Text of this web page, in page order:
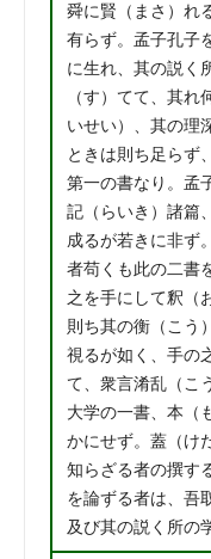
舜に賢（まさ）れ
有らず。孟子孔子
に生れ、其の説く
（す）てて、其
いせい）、其の理
ときは則ち足らず
第一の書なり。孟
記（らいき）諸篇
成るが若きに非ず
者苟くも此の二書
之を手にして釈（
則ち其の衡（こう
視るが如く、手の
て、衆言淆乱（こ
大学の一書、本（
かにせず。蓋（け
知らざる者の撰す
を論ずる者は、吾
及び其の説く所の